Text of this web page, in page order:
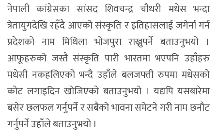
नेपाली कांग्रेसका सांसद शिवचन्द्र चौधरी मधेस भन्दा
त्रेतायुगदेखि रहँदै आएको संस्कृति र इतिहासलाई जगेर्ना गर्न
प्रदेशको नाम मिथिला भोजपुरा राख्नुपर्ने बताउनुभयो ।
आफूहरुको जस्तै संस्कृति पारी भारतमा भएपनि उहाँहरु
मधेसी नकहलिएको भन्दै उहाँले बलजफ्ती रुपमा मधेसको
कोट लगाइदिन खोजिएको बताउनुभयो । यद्यपि यसबारेमा
बसेर छलफल गर्नुपर्ने र सबैको भावना समेटने गरी नाम छनौट
गर्नुपर्ने उहाँले बताउनुभयो ।